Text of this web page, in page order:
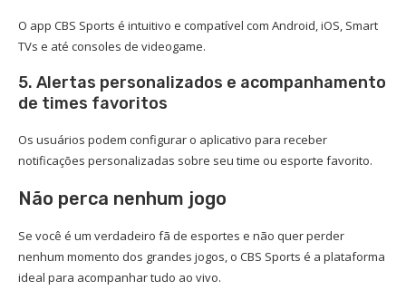
O app CBS Sports é intuitivo e compatível com Android, iOS, Smart
TVs e até consoles de videogame.
5. Alertas personalizados e acompanhamento
de times favoritos
Os usuários podem configurar o aplicativo para receber
notificações personalizadas sobre seu time ou esporte favorito.
Não perca nenhum jogo
Se você é um verdadeiro fã de esportes e não quer perder
nenhum momento dos grandes jogos, o CBS Sports é a plataforma
ideal para acompanhar tudo ao vivo.